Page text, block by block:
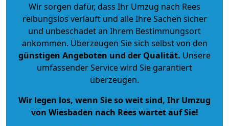
Wir sorgen dafür, dass Ihr Umzug nach Rees
reibungslos verläuft und alle Ihre Sachen sicher
und unbeschadet an Ihrem Bestimmungsort
ankommen. Überzeugen Sie sich selbst von den
günstigen Angeboten und der Qualität. Unsere
umfassender Service wird Sie garantiert
überzeugen.
Wir legen los, wenn Sie so weit sind, Ihr Umzug
von Wiesbaden nach Rees wartet auf Sie!